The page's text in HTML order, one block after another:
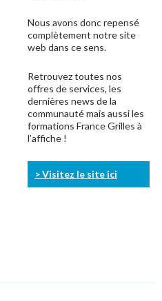
Nous avons donc repensé
complètement notre site
web dans ce sens.
Retrouvez toutes nos
offres de services, les
dernières news de la
communauté mais aussi les
formations France Grilles à
l’affiche !
> Visitez le site ici